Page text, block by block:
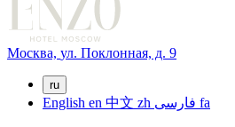
Москва, ул. Поклонная, д. 9
ru
English en 中文 zh fa